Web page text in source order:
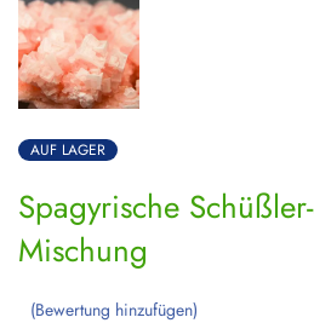
AUF LAGER
Spagyrische
Mischung
Bewertung hinzufügen